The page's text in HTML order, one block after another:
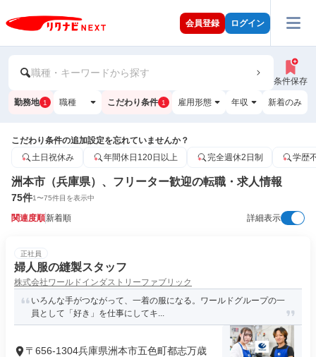
会員登録 ログイン
職種・キーワードから探す
条件保存
勤務地 1 職種 こだわり条件 1 雇用形態 年収 新着のみ
こだわり条件の追加設定を忘れていませんか？
土日祝休み
年間休日120日以上 完全週休2日制 学歴
洲本市（兵庫県）、フリーター歓迎の転職・求人情報
75件1〜75件目を表示中
関連度順新着順 詳細表示
正社員
婦人服の縫製スタッフ
株式会社ワールドインダストリーファブリック
いろんな手がつながって、一着の服になる。ワールドグループの一
員として「好き」を仕事にしてキ...
〒656-1304兵庫県洲本市五色町都志万歳